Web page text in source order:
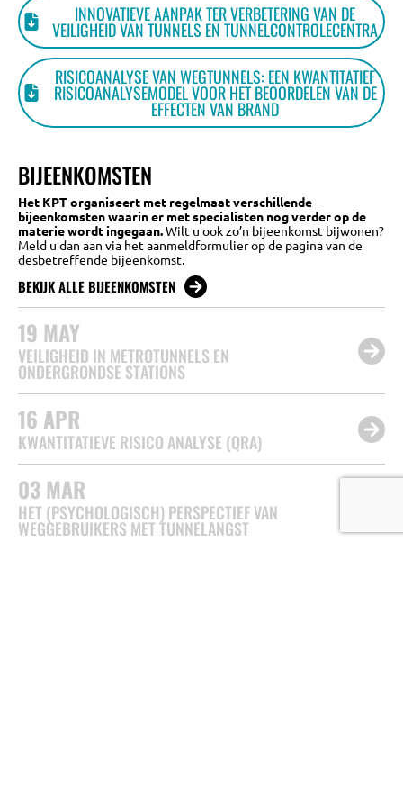
INNOVATIEVE AANPAK TER VERBETERING VAN DE
VEILIGHEID VAN TUNNELS EN TUNNELCONTROLECENTRA
RISICOANALYSE VAN WEGTUNNELS: EEN KWANTITATIEF
RISICOANALYSEMODEL VOOR HET BEOORDELEN VAN DE
EFFECTEN VAN BRAND
BIJEENKOMSTEN
Het KPT organiseert met regelmaat verschillende
bijeenkomsten waarin er met specialisten nog verder op de
materie wordt ingegaan.Wilt u ook zo’n bijeenkomst bijwonen?
Meld u dan aan via het aanmeldformulier op de pagina van de
desbetreffende bijeenkomst.
BEKIJK ALLE BIJEENKOMSTEN
19 MAY
VEILIGHEID IN METROTUNNELS EN
ONDERGRONDSE STATIONS
16 APR
KWANTITATIEVE RISICO ANALYSE (QRA)
03MAR
HET (PSYCHOLOGISCH) PERSPECTIEF VAN
WEGGEBRUIKERS MET TUNNELANGST